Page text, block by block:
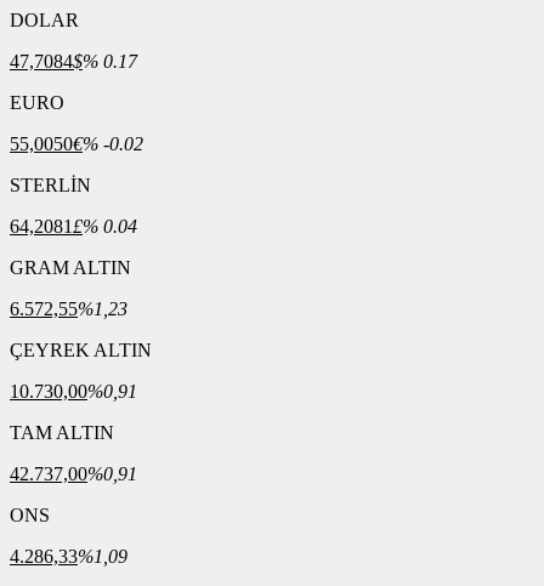
DOLAR
47,7084$% 0.17
EURO
55,0050€% -0.02
STERLİN
64,2081£% 0.04
GRAM ALTIN
6.572,55%1,23
ÇEYREK ALTIN
10.730,00%0,91
TAM ALTIN
42.737,00%0,91
ONS
4.286,33%1,09